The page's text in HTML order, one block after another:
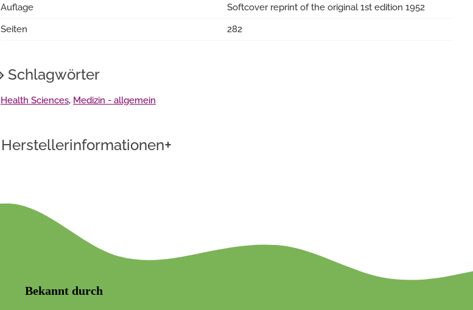
Auflage
Softcover reprint of the original 1st edition 1952
Seiten
282
Schlagwörter
Health Sciences, Medizin - allgemein
Herstellerinformationen+
Bekannt durch